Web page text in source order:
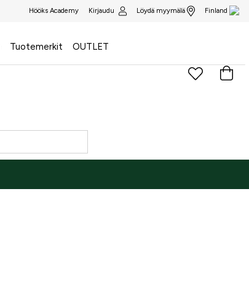
Hööks Academy Kirjaudu Löydä myymälä Finland
Tuotemerkit OUTLET